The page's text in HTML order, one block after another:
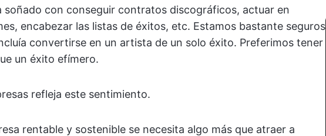
soñado con conseguir contratos discográficos, actuar en
encabezar las listas de éxitos, etc. Estamos bastante seguros
convertirse en un artista de un solo éxito. Preferimos tener
un éxito efímero.
refleja este sentimiento.
rentable y sostenible se necesita algo más que atraer a